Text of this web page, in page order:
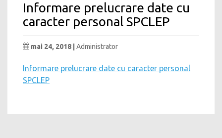
Informare prelucrare date cu
caracter personal SPCLEP
mai 24, 2018 | Administrator
Informare prelucrare date cu caracter personal
SPCLEP